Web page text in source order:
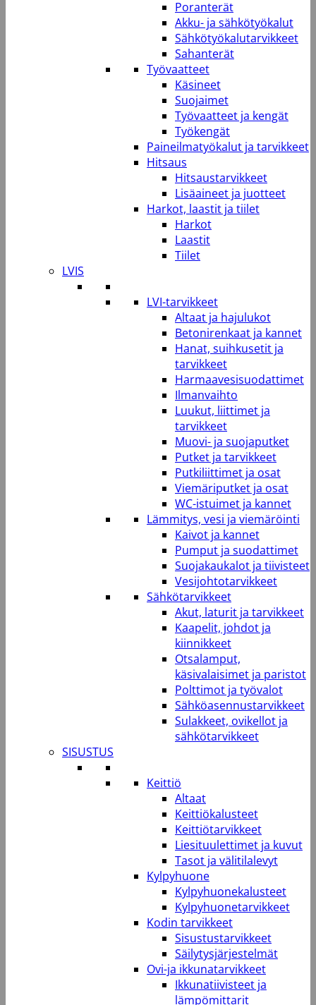
Poranterät
Akku- ja sähkötyökalut
Sähkötyökalutarvikkeet
Sahanterät
Työvaatteet
Käsineet
Suojaimet
Työvaatteet ja kengät
Työkengät
Paineilmatyökalut ja tarvikkeet
Hitsaus
Hitsaustarvikkeet
Lisäaineet ja juotteet
Harkot, laastit ja tiilet
Harkot
Laastit
Tiilet
LVIS
LVI-tarvikkeet
Altaat ja hajulukot
Betonirenkaat ja kannet
Hanat, suihkusetit ja
tarvikkeet
Harmaavesisuodattimet
Ilmanvaihto
Luukut, liittimet ja
tarvikkeet
Muovi- ja suojaputket
Putket ja tarvikkeet
Putkiliittimet ja osat
Viemäriputket ja osat
WC-istuimet ja kannet
Lämmitys, vesi ja viemäröinti
Kaivot ja kannet
Pumput ja suodattimet
Suojakaukalot ja tiivisteet
Vesijohtotarvikkeet
Sähkötarvikkeet
Akut, laturit ja tarvikkeet
Kaapelit, johdot ja
kiinnikkeet
Otsalamput,
käsivalaisimet ja paristot
Polttimot ja työvalot
Sähköasennustarvikkeet
Sulakkeet, ovikellot ja
sähkötarvikkeet
SISUSTUS
Keittiö
Altaat
Keittiökalusteet
Keittiötarvikkeet
Liesituulettimet ja kuvut
Tasot ja välitilalevyt
Kylpyhuone
Kylpyhuonekalusteet
Kylpyhuonetarvikkeet
Kodin tarvikkeet
Sisustustarvikkeet
Säilytysjärjestelmät
Ovi-ja ikkunatarvikkeet
Ikkunatiivisteet ja
lämpömittarit